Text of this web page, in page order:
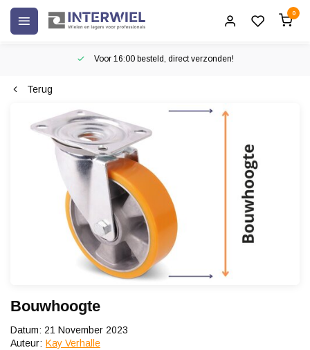
0
Voor 16:00 besteld, direct verzonden!
Terug
Bouwhoogte
Datum: 21 November 2023
Auteur: Kay Verhalle